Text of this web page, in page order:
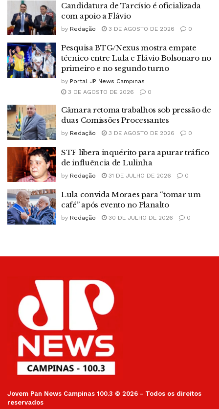
Candidatura de Tarcísio é oficializada
com apoio a Flávio
by Redação 3 DE AGOSTO DE 2026 0
Pesquisa BTG/Nexus mostra empate
técnico entre Lula e Flávio Bolsonaro no
primeiro e no segundo turno
by Portal JP News Campinas
3 DE AGOSTO DE 2026
0
Câmara retoma trabalhos sob pressão de
duas Comissões Processantes
by Redação 3 DE AGOSTO DE 2026 0
STF libera inquérito para apurar tráfico
de influência de Lulinha
by Redação 31 DE JULHO DE 2026 0
Lula convida Moraes para “tomar um
café” após evento no Planalto
by Redação 30 DE JULHO DE 2026 0
Jovem Pan News Campinas 100.3 © 2026 - Todos os direitos
reservados